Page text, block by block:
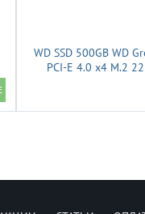
WD SSD 500GB WD
PCI-E 4.0 x4 M.2
5000/4100 MB/s]